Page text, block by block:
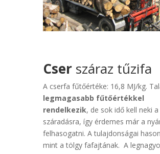
Cser száraz tűzifa
A cserfa fűtőértéke: 16,8 MJ/kg.
legmagasabb fűtőértékkel
rendelkezik, de sok idő kell neki a
száradásra, így érdemes már a
felhasogatni. A tulajdonságai
mint a tölgy fafajtának. A